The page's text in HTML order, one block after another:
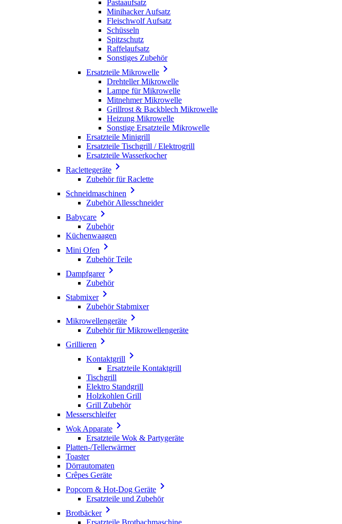
Pastaaufsatz
Minihacker Aufsatz
Fleischwolf Aufsatz
Schüsseln
Spitzschutz
Raffelaufsatz
Sonstiges Zubehör
Ersatzteile Mikrowelle 
Drehteller Mikrowelle
Lampe für Mikrowelle
Mitnehmer Mikrowelle
Grillrost & Backblech Mikrowelle
Heizung Mikrowelle
Sonstige Ersatzteile Mikrowelle
Ersatzteile Minigrill
Ersatzteile Tischgrill / Elektrogrill
Ersatzteile Wasserkocher
Raclettegeräte 
Zubehör für Raclette
Schneidmaschinen 
Zubehör Allesschneider
Babycare 
Zubehör
Küchenwaagen
Mini Ofen 
Zubehör Teile
Dampfgarer
Zubehör
Stabmixer
Zubehör Stabmixer
Mikrowellengeräte 
Zubehör für Mikrowellengeräte
Grillieren 
Kontaktgrill 
Ersatzteile Kontaktgrill
Tischgrill
Elektro Standgrill
Holzkohlen Grill
Grill Zubehör
Messerschleifer
Wok Apparate 
Ersatzteile Wok & Partygeräte
Platten-/Tellerwärmer
Toaster
Dörrautomaten
Crêpes Geräte
Popcorn & Hot-Dog Geräte 
Ersatzteile und Zubehör
Brotbäcker
Ersatzteile Brotbachmaschine